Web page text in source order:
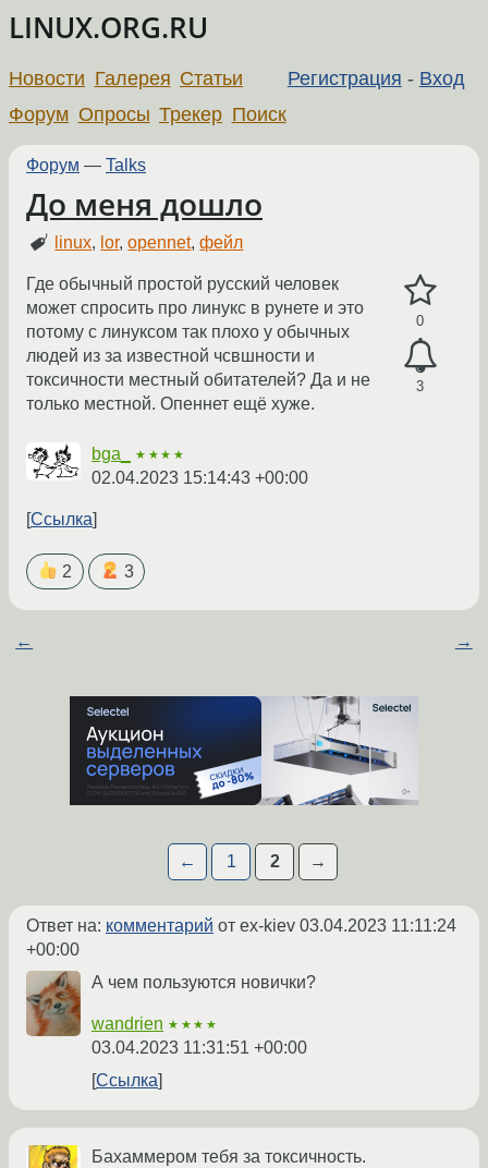
LINUX.ORG.RU
Регистрация - Вход
Новости Галерея Статьи
Форум Опросы Трекер Поиск
Форум — Talks
До меня дошло
linux, lor,opennet,фейл
0
3
Где обычный простой русский человек
может спросить про линукс в рунете и это
потому с линуксом так плохо у обычных
людей из за известной чсвшности и
токсичности местный обитателей? Да и не
только местной. Опеннет ещё хуже.
bga_ ★★★★
02.04.2023 15:14:43 +00:00
Ссылка
2 3
← →
← 1 2 →
Ответ на: комментарий от ex-kiev 03.04.2023 11:11:24
+00:00
А чем пользуются новички?
wandrien ★★★★
03.04.2023 11:31:51 +00:00
Ссылка
Бахаммером тебя за токсичность.